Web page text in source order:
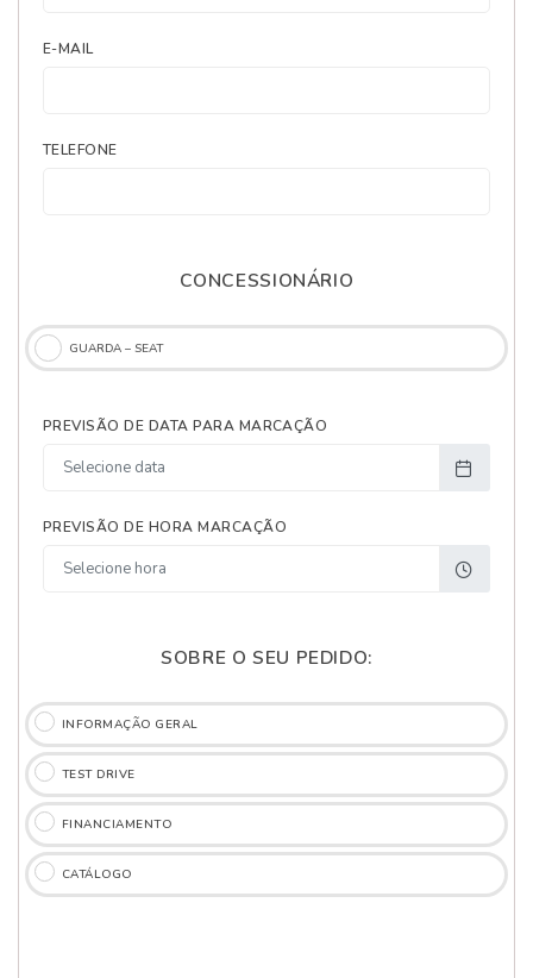
E-MAIL
TELEFONE
CONCESSIONÁRIO
GUARDA – SEAT
PREVISÃO DE DATA PARA MARCAÇÃO
PREVISÃO DE HORA MARCAÇÃO
SOBRE O SEU PEDIDO:
INFORMAÇÃO GERAL
TEST DRIVE
FINANCIAMENTO
CATÁLOGO